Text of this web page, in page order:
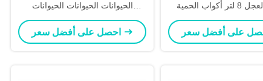
الحيوانات الحيوانات الحيوانات
الحيوانات الحيوانات الحيوانات
الحيوانات الحيوانات
لحمية العجل 8 لتر أكواب الحمية
للصدأ لحمية العجل للمياه /
/ ملء الطعام